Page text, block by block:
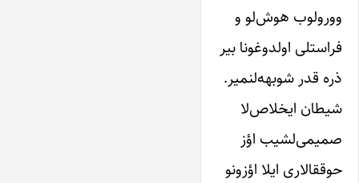
وورو‌لوب هوش‌لو‌ و‌
فراستلی‌ اولدوغونا‌ بیر‌
ذره قدر ‌شوبهه‌لنمیر.
شیطان ایخلاص‌‌لا‌
صمیمی‌‌لشیب‌ اؤز
حوققالاری‌ ایلا‌ اؤزو‌نو‌